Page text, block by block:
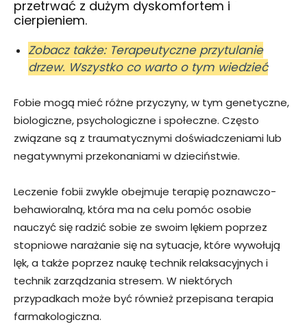
przetrwać z dużym dyskomfortem i
cierpieniem.
Zobacz także: Terapeutyczne przytulanie
drzew. Wszystko co warto o tym wiedzieć
Fobie mogą mieć różne przyczyny, w tym genetyczne,
biologiczne, psychologiczne i społeczne. Często
związane są z traumatycznymi doświadczeniami lub
negatywnymi przekonaniami w dzieciństwie.
Leczenie fobii zwykle obejmuje terapię poznawczo-
behawioralną, która ma na celu pomóc osobie
nauczyć się radzić sobie ze swoim lękiem poprzez
stopniowe narażanie się na sytuacje, które wywołują
lęk, a także poprzez naukę technik relaksacyjnych i
technik zarządzania stresem. W niektórych
przypadkach może być również przepisana terapia
farmakologiczna.